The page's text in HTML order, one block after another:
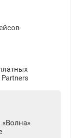
«Волна»